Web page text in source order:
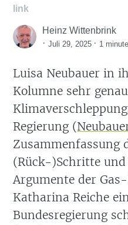
link
Heinz Wittenbrink
·Juli 29, 2025 · 1 minute
Luisa Neubauer in
Kolumne sehr
Regierung (
Zusammenfassung
(Rück-)Schritte
Argumente der
Katharina Reiche
Bundesregierung